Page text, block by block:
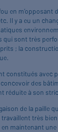
en
Il y a eu un
sont très
; la
avec
des
réduite à son
de la paille
très
maintenant une